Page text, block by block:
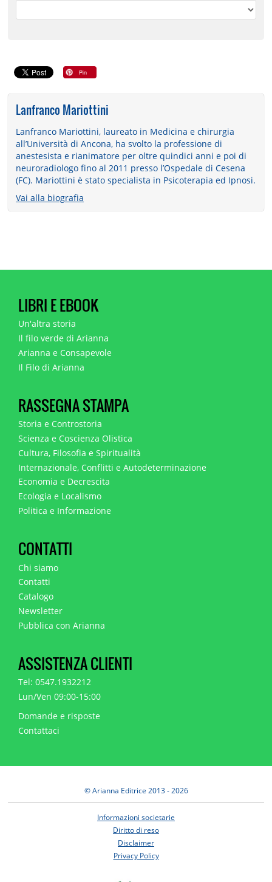
Lanfranco Mariottini
Lanfranco Mariottini, laureato in Medicina e chirurgia
all’Università di Ancona, ha svolto la professione di
anestesista e rianimatore per oltre quindici anni e poi di
neuroradiologo fino al 2011 presso l’Ospedale di Cesena
(FC). Mariottini è stato specialista in Psicoterapia ed Ipnosi.
Vai alla biografia
LIBRI E EBOOK
Un'altra storia
Il filo verde di Arianna
Arianna e Consapevole
Il Filo di Arianna
RASSEGNA STAMPA
Storia e Controstoria
Scienza e Coscienza Olistica
Cultura, Filosofia e Spiritualità
Internazionale, Conflitti e Autodeterminazione
Economia e Decrescita
Ecologia e Localismo
Politica e Informazione
CONTATTI
Chi siamo
Contatti
Catalogo
Newsletter
Pubblica con Arianna
ASSISTENZA CLIENTI
Tel: 0547.1932212
Lun/Ven 09:00-15:00
Domande e risposte
Contattaci
© Arianna Editrice 2013 - 2026
Informazioni societarie
Diritto di reso
Disclaimer
Privacy Policy